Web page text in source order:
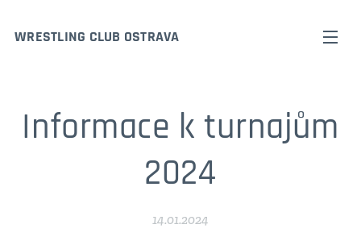
WRESTLING CLUB OSTRAVA
Informace k turnajům
2024
14.01.2024